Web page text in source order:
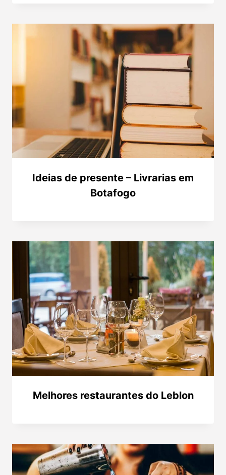
Ideias de presente – Livrarias em
Botafogo
Melhores restaurantes do Leblon